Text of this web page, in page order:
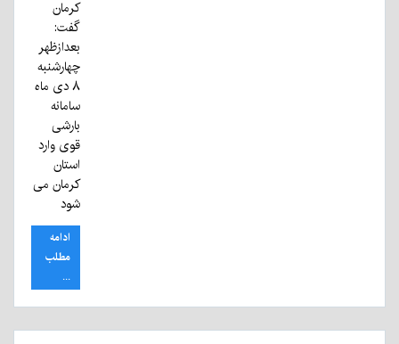
کرمان
گفت:
بعدازظهر
چهارشنبه
۸ دی ماه
سامانه
بارشی
قوی وارد
استان
کرمان می
شود
ادامه
مطلب
...